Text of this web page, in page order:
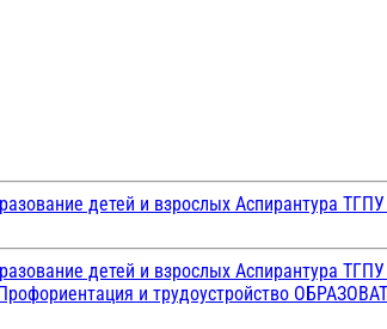
детей и взрослых Аспирантура ТГПУ
детей и взрослых Аспирантура ТГПУ
и трудоустройство